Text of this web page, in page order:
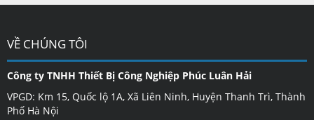
VỀ CHÚNG TÔI
Công ty TNHH Thiết Bị Công Nghiệp Phúc Luân Hải
VPGD: Km 15, Quốc lộ 1A, Xã Liên Ninh, Huyện Thanh Trì, Thành
Phố Hà Nội